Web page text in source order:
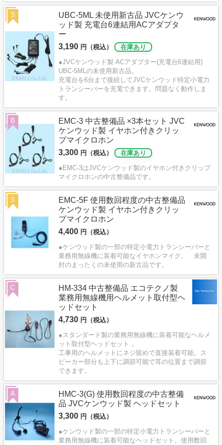
UBC-5ML 未使用新古品 JVCケンウ
ッド製 充電台6連結用ACアダプタ
ー
3,190 円（税込）
在庫あり
●JVCケンウッド製 ACアダプター(充電台6連結用)
UBC-5MLの未使用新古品。
充電台を6台まで接続してJVCケンウッド特定小電力
トランシーバーを充電できます。問題なく動作しま
す。
S
EMC-3 中古整備品 ×3本セット JVC
ケンウッド製 イヤホン付きクリッ
プマイクロホン
3,300 円（税込）
在庫あり
●EMC-3はJVCケンウッド製のイヤホン付きクリップ
マイクロホンの中古整備品です。
B
EMC-5F 使用数回程度の中古整備品
ケンウッド製 イヤホン付きクリッ
プマイクロホン
4,400 円（税込）
●ケンウッド製の一部の特定小電力トランシーバーと
業務用無線機に装着可能なイヤホンマイク。 未開
封のまったくの未使用の新古品です。
S
HM-334 中古整備品 エコテクノ製
業務用無線機用ヘルメット取付型ヘ
ッドセット
4,730 円（税込）
●スタンダード製の業務用無線機に装着可能なヘルメ
ット取付型ヘッドセット 。
工事用のヘルメットにネジ留めで直接装着可能。ス
ピーカー部分も上下に調節可能で耳の位置まで調節
できます。
C
HMC-3(G) 使用数回程度の中古整備
品 JVCケンウッド製 ヘッドセット
3,300 円（税込）
●ケンウッド製の一部の特定小電力トランシーバーと
業務用無線機に装着可能なヘッドセット。使用数回
A